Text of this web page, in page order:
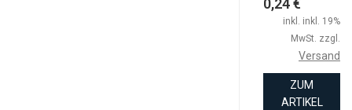
0,24 €
inkl. inkl. 19%
MwSt. zzgl.
Versand
ZUM
ARTIKEL